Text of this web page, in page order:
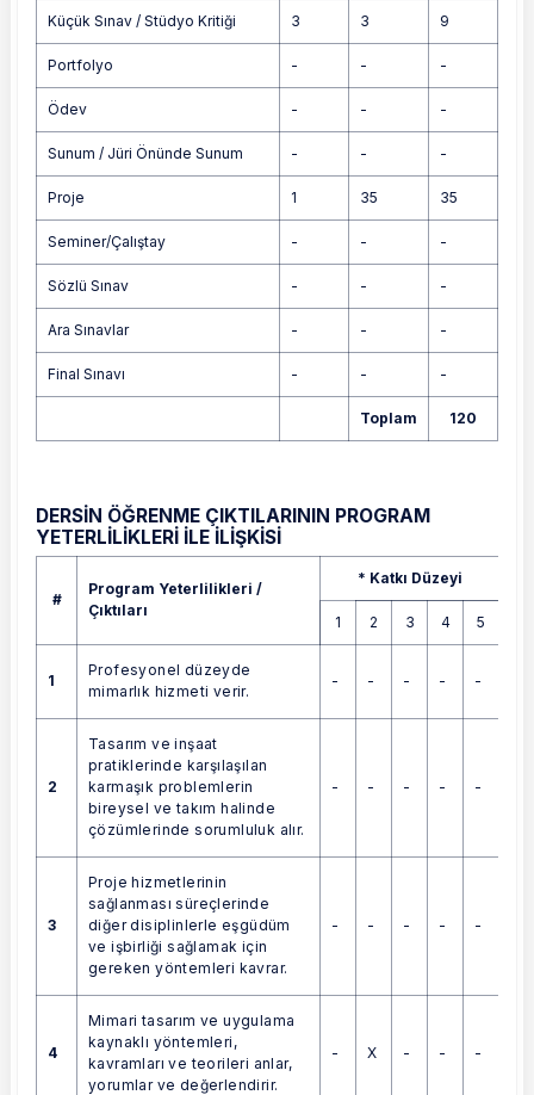
Küçük Sınav / Stüdyo Kritiği 3 3 9
Portfolyo - - -
Ödev - - -
Sunum / Jüri Önünde Sunum - - -
Proje 1 35 35
Seminer/Çalıştay - - -
Sözlü Sınav - - -
Ara Sınavlar - - -
Final Sınavı - - -
Toplam 120
DERSİN ÖĞRENME ÇIKTILARININ PROGRAM
YETERLİLİKLERİ İLE İLİŞKİSİ
#
Program Yeterlilikleri /
Çıktıları
* Katkı Düzeyi
1 2 3 4 5
1
Profesyonel düzeyde
mimarlık hizmeti verir.
- - - - -
2
Tasarım ve inşaat
pratiklerinde karşılaşılan
karmaşık problemlerin
bireysel ve takım halinde
çözümlerinde sorumluluk alır.
- - - - -
3
Proje hizmetlerinin
sağlanması süreçlerinde
diğer disiplinlerle eşgüdüm
ve işbirliği sağlamak için
gereken yöntemleri kavrar.
- - - - -
4
Mimari tasarım ve uygulama
kaynaklı yöntemleri,
kavramları ve teorileri anlar,
yorumlar ve değerlendirir.
- X - - -